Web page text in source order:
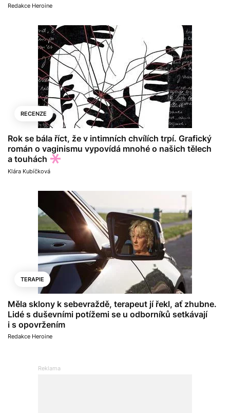
Redakce Heroine
RECENZE
Rok se bála říct, že v intimních chvílích trpí. Grafický
román o vaginismu vypovídá mnohé o našich tělech
a touhách
Klára Kubíčková
TERAPIE
Měla sklony k sebevraždě, terapeut jí řekl, ať zhubne.
Lidé s duševními potížemi se u odborníků setkávají
i s opovržením
Redakce Heroine